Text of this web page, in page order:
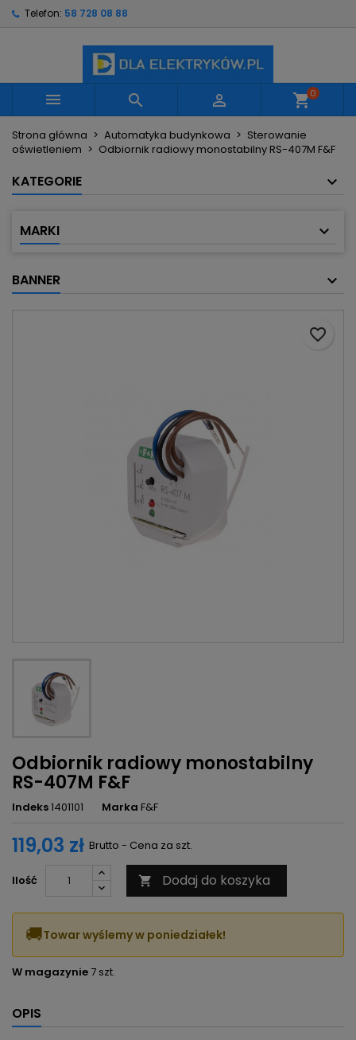
Telefon: 58 728 08 88
   shopping_cart0
Strona główna Automatyka budynkowa
Sterowanie
oświetleniem
Odbiornik radiowy monostabilny RS-407M F&F
KATEGORIE
MARKI
BANNER
Odbiornik radiowy monostabilny
RS-407M F&F
Indeks1401101 Marka F&F
119,03 zł Brutto - Cena za szt.
Ilość  Dodaj do koszyka
favorite_border
🚚Towar wyślemy w poniedziałek!
W magazynie 7 szt.
OPIS
Utwórz nową listę
Nazwa listy życzeń
Anuluj Utwórz listę życzeń
Musisz być zalogowany by zapisać produkty na
swojej liście życzeń.
Anuluj Zaloguj się